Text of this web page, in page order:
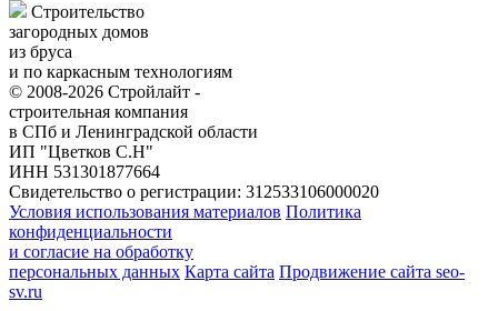
Строительство
загородных домов
из бруса
и по каркасным технологиям
© 2008-2026 Стройлайт -
строительная компания
в СПб и Ленинградской области
ИП "Цветков С.Н"
ИНН 531301877664
Свидетельство о регистрации: 312533106000020
Условия использования материалов Политика
конфиденциальности
и согласие на обработку
персональных данных Карта сайта Продвижение сайта seo-
sv.ru